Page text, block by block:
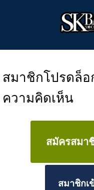
สมาชิกโปรดล็
ความคิดเห็น
สมัครสมา
สมาชิกเ